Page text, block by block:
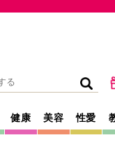
健康 美容 性愛